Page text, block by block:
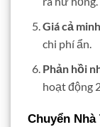
Giá cả
chi phí ẩn.
Phản hồi
hoạt động
Chuyển